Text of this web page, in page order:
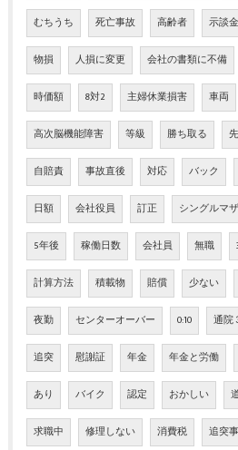
むちうち 死亡事故 高齢者 示談金
物損 人損に変更 会社の書類に不備
時価額 8対2 主婦休業損害 車両
高次脳機能障害 等級 勝ち取る
自賠責 事故直後 対応 バック
日額 会社役員 訂正 シングルマ
5年後 稼働日数 会社員 無職
計算方法 積載物 賠償 少ない
夜勤 センターオーバー 0:10 通院
追突 慰謝証 年金 年金と労働
あり バイク 認定 おかしい
求職中 修理しない 消費税 追突